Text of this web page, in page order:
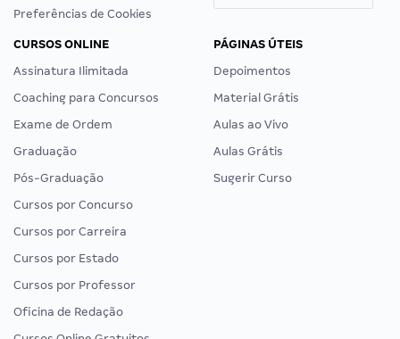
Preferências de Cookies
CURSOS ONLINE
Assinatura Ilimitada
Coaching para Concursos
Exame de Ordem
Graduação
Pós-Graduação
Cursos por Concurso
Cursos por Carreira
Cursos por Estado
Cursos por Professor
Oficina de Redação
PÁGINAS ÚTEIS
Depoimentos
Material Grátis
Aulas ao Vivo
Aulas Grátis
Sugerir Curso